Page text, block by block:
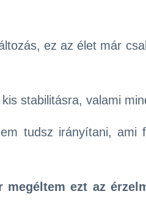
ez az élet már
stabilitásra, valami
tudsz irányítani, ami
megéltem ezt az